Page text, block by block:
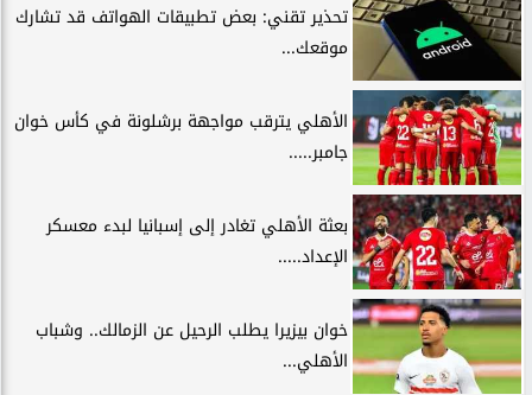
تحذير تقني: بعض تطبيقات الهواتف قد تشارك
موقعك...
الأهلي يترقب مواجهة برشلونة في كأس خوان
جامبر.....
بعثة الأهلي تغادر إلى إسبانيا لبدء معسكر
الإعداد.....
خوان بيزيرا يطلب الرحيل عن الزمالك.. وشباب
الأهلي...